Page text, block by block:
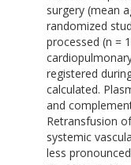
surgery (mean
randomized
processed (n =
registered
calculated.
and
Retransfusion
systemic
less